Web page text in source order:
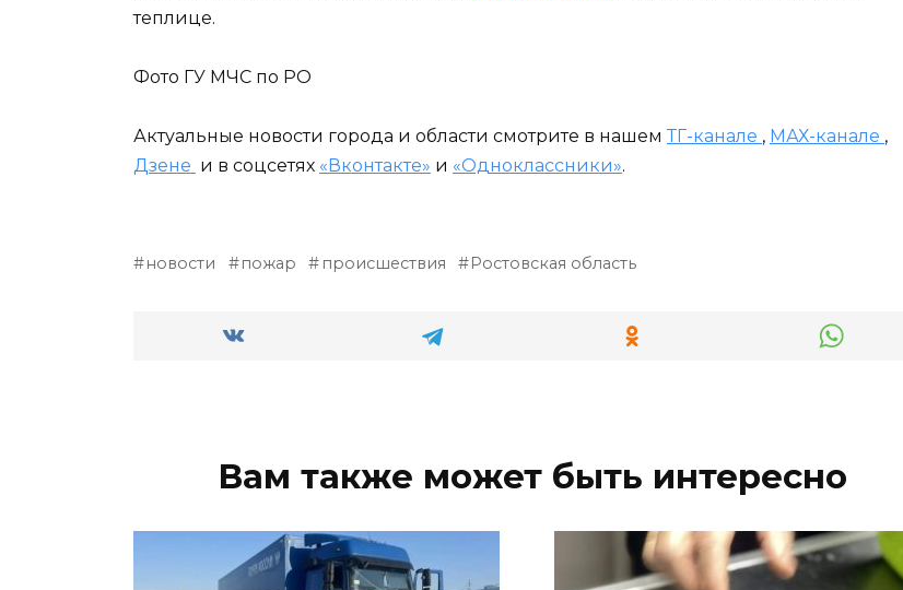
теплице.
Фото ГУ МЧС по РО
Актуальные новости города и области смотрите в нашем ТГ-канале , МАХ-канале ,
Дзене и в соцсетях «Вконтакте» и «Одноклассники».
новости пожар происшествия Ростовская область
Вам также может быть интересно